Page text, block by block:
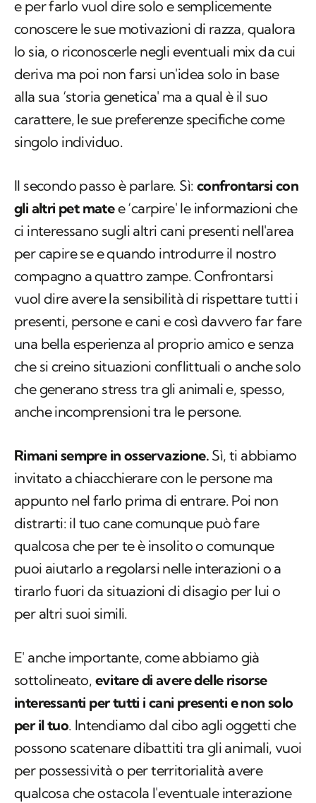
e per farlo vuol dire solo e semplicemente
conoscere le sue motivazioni di razza, qualora
lo sia, o riconoscerle negli eventuali mix da cui
deriva ma poi non farsi un'idea solo in base
alla sua ‘storia genetica' ma a qual è il suo
carattere, le sue preferenze specifiche come
singolo individuo.
Il secondo passo è parlare. Sì: confrontarsi con
gli altri pet matee ‘carpire' le informazioni che
ci interessano sugli altri cani presenti nell'area
per capire se e quando introdurre il nostro
compagno a quattro zampe. Confrontarsi
vuol dire avere la sensibilità di rispettare tutti i
presenti, persone e cani e così davvero far fare
una bella esperienza al proprio amico e senza
che si creino situazioni conflittuali o anche solo
che generano stress tra gli animali e, spesso,
anche incomprensioni tra le persone.
Rimani sempre in osservazione. Sì, ti abbiamo
invitato a chiacchierare con le persone ma
appunto nel farlo prima di entrare. Poi non
distrarti: il tuo cane comunque può fare
qualcosa che per te è insolito o comunque
puoi aiutarlo a regolarsi nelle interazioni o a
tirarlo fuori da situazioni di disagio per lui o
per altri suoi simili.
E' anche importante, come abbiamo già
sottolineato, evitare di avere delle risorse
interessanti per tutti i cani presenti e non solo
per il tuo. Intendiamo dal cibo agli oggetti che
possono scatenare dibattiti tra gli animali, vuoi
per possessività o per territorialità avere
qualcosa che ostacola l'eventuale interazione